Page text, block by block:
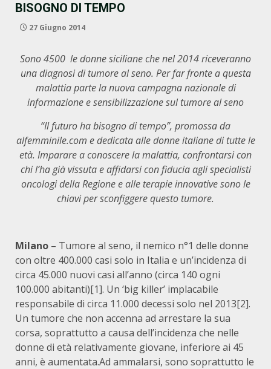
BISOGNO DI TEMPO
27 Giugno 2014
Sono 4500 le donne siciliane che nel 2014 riceveranno
una diagnosi di tumore al seno. Per far fronte a questa
malattia parte la nuova campagna nazionaledi
informazione e sensibilizzazione sul tumore al seno
“Il futuro ha bisogno di tempo”, promossa da
alfemminile.com e dedicata alle donne italiane di tutte le
età. Imparare a conoscere la malattia, confrontarsi con
chi l’ha già vissuta e affidarsi con fiducia agli specialisti
oncologi della Regione e alle terapie innovativesono le
chiavi per sconfiggere questo tumore.
Milano – Tumore al seno, il nemico n°1 delle donne
con oltre 400.000 casi solo in Italia e un’incidenza di
circa 45.000 nuovi casi all’anno (circa 140 ogni
100.000 abitanti)[1]. Un ‘big killer’ implacabile
responsabile di circa 11.000 decessi solo nel 2013[2].
Un tumore che non accenna ad arrestare la sua
corsa, soprattutto a causa dell’incidenza che nelle
donne di età relativamente giovane, inferiore ai 45
anni, è aumentata.Ad ammalarsi, sono soprattutto le